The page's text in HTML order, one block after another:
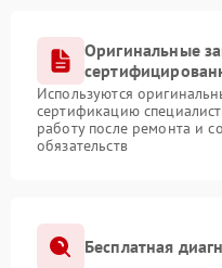
Оригинальные
Используются
сертификацию
работу после ремонта и
обязательств
Бесплатная